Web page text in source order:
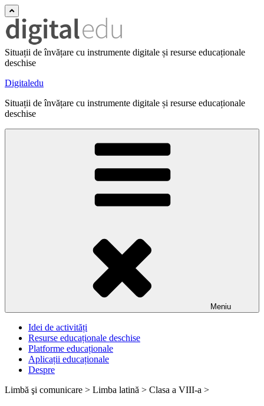
Situații de învățare cu instrumente digitale și resurse educaționale
deschise
Digitaledu
Situații de învățare cu instrumente digitale și resurse educaționale
deschise
Meniu
Idei de activități
Resurse educaționale deschise
Platforme educaționale
Aplicații educaționale
Despre
Limbă şi comunicare > Limba latină > Clasa a VIII-a >